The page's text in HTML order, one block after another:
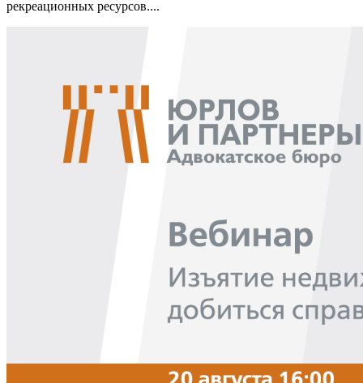
рекреационных ресурсов....